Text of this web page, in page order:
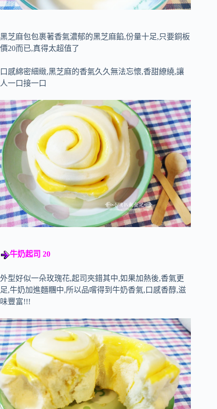
黑芝麻包包裹著香氣濃郁的黑芝麻餡,份量十足,只要銅板
價20而已,真得太超值了
口感綿密細緻,黑芝麻的香氣久久無法忘懷,香甜繚繞,讓
人一口接一口
牛奶起司 20
外型好似一朵玫瑰花,起司夾錯其中,如果加熱後,香氣更
足,牛奶加進麵糰中,所以品嚐得到牛奶香氣,口感香醇,滋
味豐富!!!